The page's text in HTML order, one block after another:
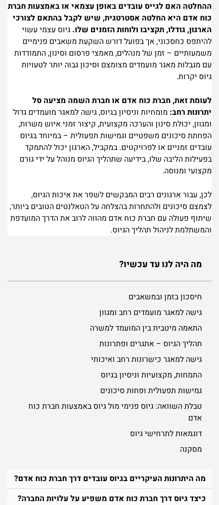
ההחלטה האם לגייס עובדים באופן עצמאי או באמצעות חברת
כוח אדם היא החלטה אסטרטגית, שיש לקבל בהתאם לצורכי
הארגון, גודלו, תקציבו ולוחות הזמנים שלו. גיוס עצמי עשוי
להיתפס כחסכוני, אך בפועל דורש השקעת משאבים פנימיים
משמעותיים – זמן של מנהלים, מאמצי פרסום וסינון, התמודדות
עם מגבלות מאגר מועמדים מצומצם וסיכון גבוה יותר לטעויות
גיוס יקרות.
לעומת זאת, חברת כוח אדם או חברת השמה מציעה סל
יתרונות רחב: מומחיות וניסיון בגיוס, גישה למאגר מועמדים גדול
ומגוון, יכולת סינון והערכה מקצועית, קיצור זמני איוש משרות,
הפחתת סיכונים משפטיים וגמישות תפעולית – במיוחד בגיוס
עובדים זמניים או לפרויקטים. במקביל, הארגון יכול להתמקד
בפעילות הליבה שלו, בידיעה שתהליך הגיוס מנוהל על ידי גורם
מקצועי ומנוסה.
לכן, עבור ארגונים רבים המבקשים לשפר את איכות הגיוס,
לצמצם סיכונים ולהתחרות בהצלחה על הטאלנטים הטובים ביותר,
שיתוף פעולה עם חברת כוח אדם מהווה לרוב את הדרך המועדפת
והמשתלמת לניהול תהליך הגיוס.
מה היה לנו עד עכשיו?
חיסכון בזמן ובמשאבים
גישה למאגר מועמדים רחב ומגוון
התאמה מיטבית בין המועמד למשרה
תהליך הגיוס – אתגרים ופתרונות
גישה למאגר כישרונות רחב ואיכותי
התמחות, מקצועיות וניסיון בגיוס
גמישות תפעולית ופחות סיכונים
טבלת השוואה: גיוס פנימי מול גיוס באמצעות חברת כוח
אדם
דוגמאות לתרחישי גיוס
מסקנה
מה היתרונות העיקריים בגיוס עובדים דרך חברת כוח אדם?
כיצד גיוס דרך חברת כוח אדם משפיע על עלויות החברה?